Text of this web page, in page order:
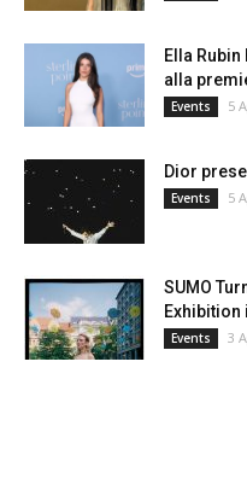
Ella
alla
Events 5
Dior
Events 5
SUMO
Exhibition
Events 3